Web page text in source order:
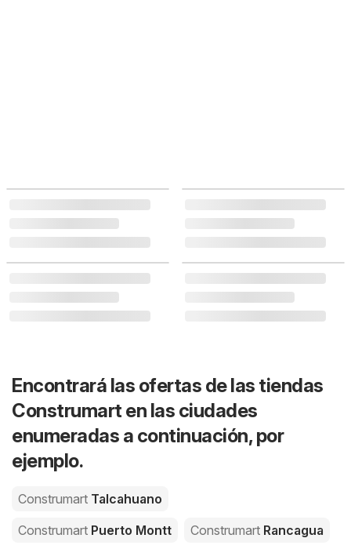
Encontrará las ofertas de las tiendas
Construmart en las ciudades
enumeradas a continuación, por
ejemplo.
Construmart Talcahuano
Construmart Puerto Montt Construmart Rancagua